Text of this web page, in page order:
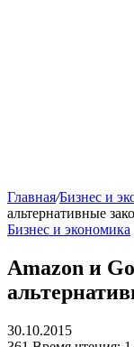
Главная/Бизнес и
альтернативные
Бизнес и экономика
Amazon и
30.10.2015